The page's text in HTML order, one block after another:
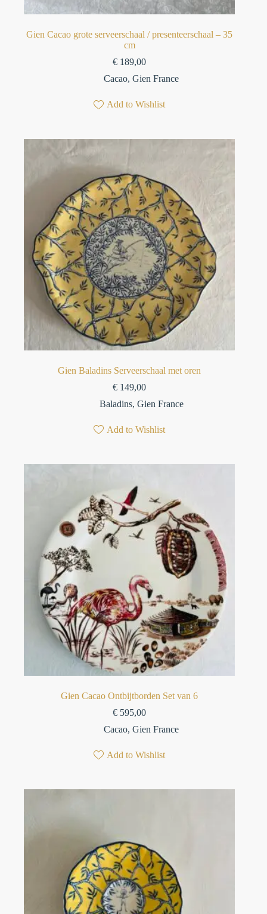
Gien Cacao grote serveerschaal / presenteerschaal – 35
cm
€ 189,00
Cacao,Gien France
Add to Wishlist
Gien Baladins Serveerschaal met oren
€ 149,00
Baladins, Gien France
Add to Wishlist
Gien Cacao Ontbijtborden Set van 6
€ 595,00
Cacao,Gien France
Add to Wishlist